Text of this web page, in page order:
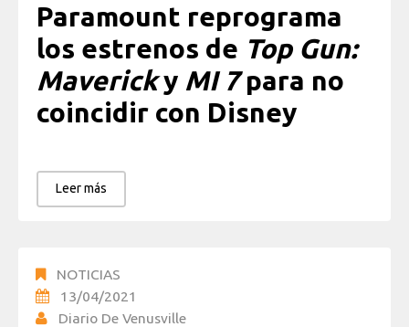
Paramount reprograma
los estrenos de Top Gun:
Mavericky MI 7para no
coincidir con Disney
Leer más
NOTICIAS
13/04/2021
Diario De Venusville